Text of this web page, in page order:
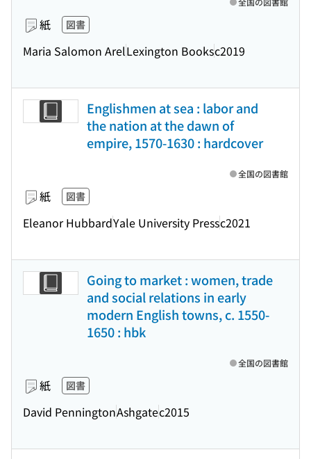
紙 図書
Maria Salomon ArelLexington Booksc2019
Englishmen at sea : labor and
the nation at the dawn of
empire, 1570-1630 : hardcover
紙 図書
Eleanor HubbardYale University Pressc2021
全国の図書館
Going to market : women, trade
and social relations in early
modern English towns, c. 1550-
1650 : hbk
紙 図書
David PenningtonAshgatec2015
全国の図書館